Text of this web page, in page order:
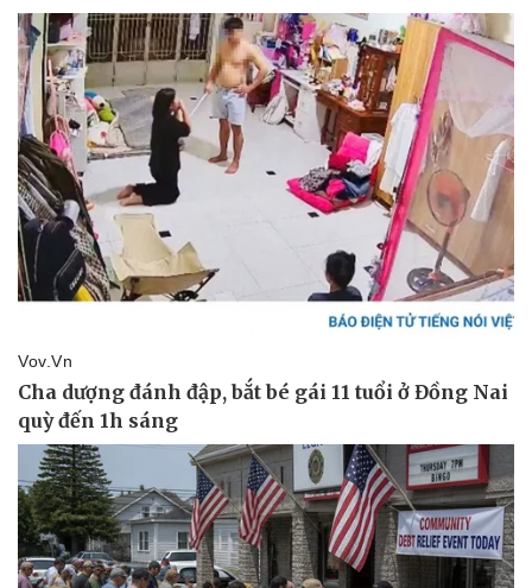
Thông tin doanh nghiệp
Doanh nghiệp 24h
Doanh nhân
Vì cộng đồng
Tin Công nghệ
Chuyển đổi số